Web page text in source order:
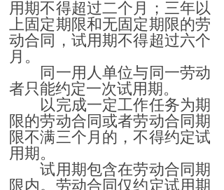
用期不得超过二个月；三年以
上固定期限和无固定期限的劳
动合同，试用期不得超过六个
月。
同一用人单位与同一劳动
者只能约定一次试用期。
以完成一定工作任务为期
限的劳动合同或者劳动合同期
限不满三个月的，不得约定试
用期。
试用期包含在劳动合同期
限内。劳动合同仅约定试用期